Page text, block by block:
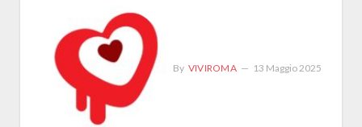
By VIVIROMA 13 Maggio 2025